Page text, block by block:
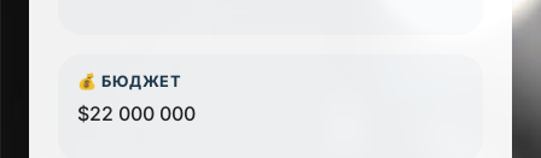
💰 БЮДЖЕТ
$22 000 000